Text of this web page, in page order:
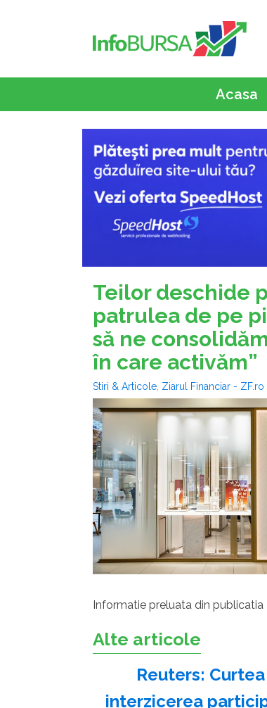
Acasa
Teilor deschide
patrulea de pe
să ne
în care activăm”
Stiri & Articole Ziarul Financiar - ZF.ro
Informatie preluata din publicatia
Alte articole
Reuters:
interzicerea